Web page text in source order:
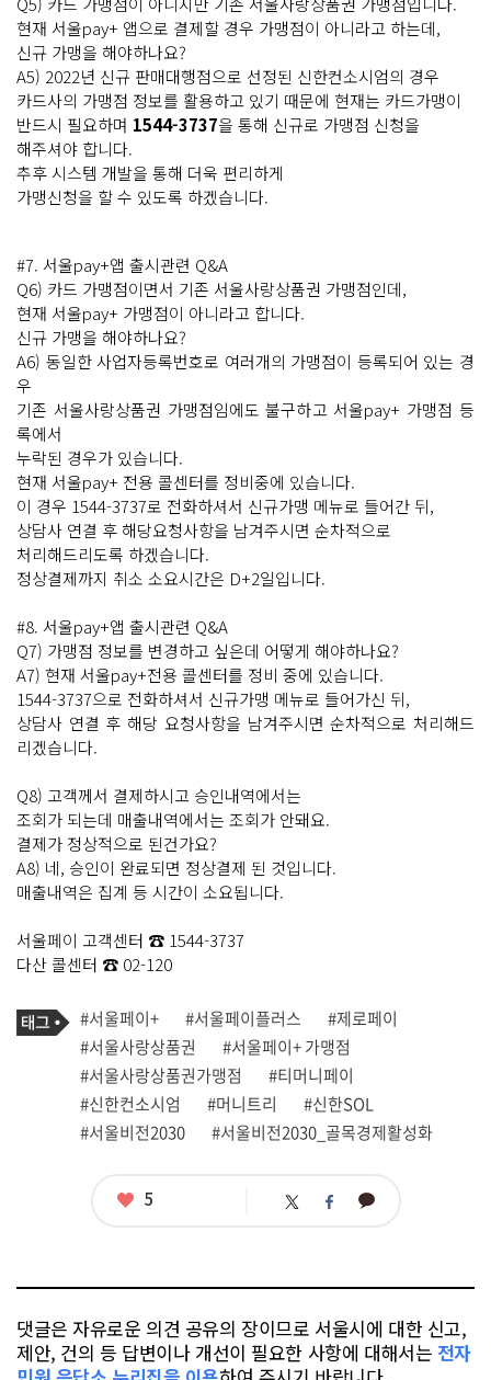
현재 서울pay+ 앱으로 결제할 경우 가맹점이 아니라고 하는데,
신규 가맹을 해야하나요?
A5) 2022년 신규 판매대행점으로 선정된 신한컨소시엄의 경우
카드사의 가맹점 정보를 활용하고 있기 때문에 현재는 카드가맹이
반드시 필요하며 1544-3737을 통해 신규로 가맹점 신청을
해주셔야 합니다.
추후 시스템 개발을 통해 더욱 편리하게
가맹신청을 할 수 있도록 하겠습니다.
#7. 서울pay+앱 출시관련 Q&A
Q6) 카드 가맹점이면서 기존 서울사랑상품권 가맹점인데,
현재 서울pay+ 가맹점이 아니라고 합니다.
신규 가맹을 해야하나요?
A6) 동일한 사업자등록번호로 여러개의 가맹점이 등록되어 있는 경
우
기존 서울사랑상품권 가맹점임에도 불구하고 서울pay+ 가맹점 등
록에서
누락된 경우가 있습니다.
현재 서울pay+ 전용 콜센터를 정비중에 있습니다.
이 경우 1544-3737로 전화하셔서 신규가맹 메뉴로 들어간 뒤,
상담사 연결 후 해당요청사항을 남겨주시면 순차적으로
처리해드리도록 하겠습니다.
정상결제까지 취소 소요시간은 D+2일입니다.
#8. 서울pay+앱 출시관련 Q&A
Q7) 가맹점 정보를 변경하고 싶은데 어떻게 해야하나요?
A7) 현재 서울pay+전용 콜센터를 정비 중에 있습니다.
1544-3737으로 전화하셔서 신규가맹 메뉴로 들어가신 뒤,
상담사 연결 후 해당 요청사항을 남겨주시면 순차적으로 처리해드
리겠습니다.
Q8) 고객께서 결제하시고 승인내역에서는
조회가 되는데 매출내역에서는 조회가 안돼요.
결제가 정상적으로 된건가요?
A8) 네, 승인이 완료되면 정상결제 된 것입니다.
매출내역은 집계 등 시간이 소요됩니다.
서울페이 고객센터 ☎ 1544-3737
다산 콜센터 ☎ 02-120
기
사
관
련
태
그
태
그
#서울페이+ #서울페이플러스
#제로페이
#서울사랑상품권
#서울페이+ 가맹점
#서울사랑상품권가맹점
#티머니페이
#신한컨소시엄
#머니트리
#신한SOL
#서울비전2030
#서울비전2030_골목경제활성화
좋
5 트 페 카
댓글은 자유로운 의견 공유의 장이므로 서울시에 대한 신고,
제안, 건의 등 답변이나 개선이 필요한 사항에 대해서는 전자